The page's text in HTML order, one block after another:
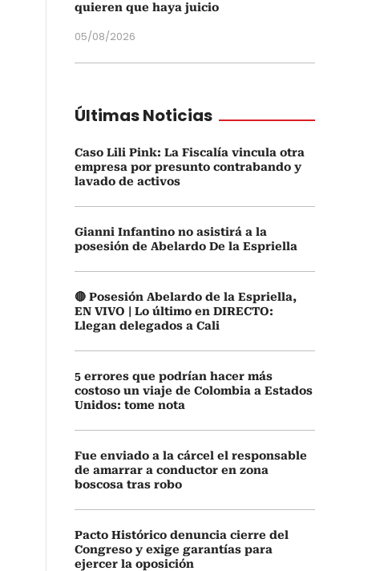
quieren que haya juicio
05/08/2026
Últimas Noticias
Caso Lili Pink: La Fiscalía vincula otra
empresa por presunto contrabando y
lavado de activos
Gianni Infantino no asistirá a la
posesión de Abelardo De la Espriella
🔴 Posesión Abelardo de la Espriella,
EN VIVO | Lo último en DIRECTO:
Llegan delegados a Cali
5 errores que podrían hacer más
costoso un viaje de Colombia a Estados
Unidos: tome nota
Fue enviado a la cárcel el responsable
de amarrar a conductor en zona
boscosa tras robo
Pacto Histórico denuncia cierre del
Congreso y exige garantías para
ejercer la oposición